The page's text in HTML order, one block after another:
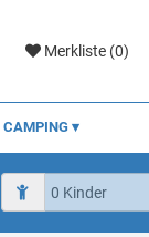
Merkliste (0)
CAMPING